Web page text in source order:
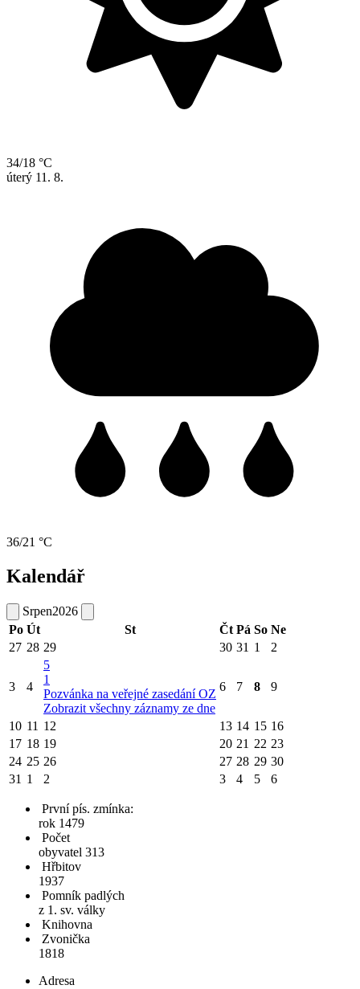
34/18 °C
úterý 11. 8.
36/21 °C
Kalendář
Srpen2026
Po Út St Čt Pá So Ne
27 28 29 30 31 1 2
3 4
5
1
Pozvánka na veřejné zasedání OZ
Zobrazit všechny záznamy ze dne
6 7 8 9
10 11 12 13 14 15 16
17 18 19 20 21 22 23
24 25 26 27 28 29 30
31 1 2 3 4 5 6
První pís. zmínka:
rok 1479
Počet
obyvatel 313
Hřbitov
1937
Pomník padlých
z 1. sv. války
Knihovna
Zvonička
1818
Adresa